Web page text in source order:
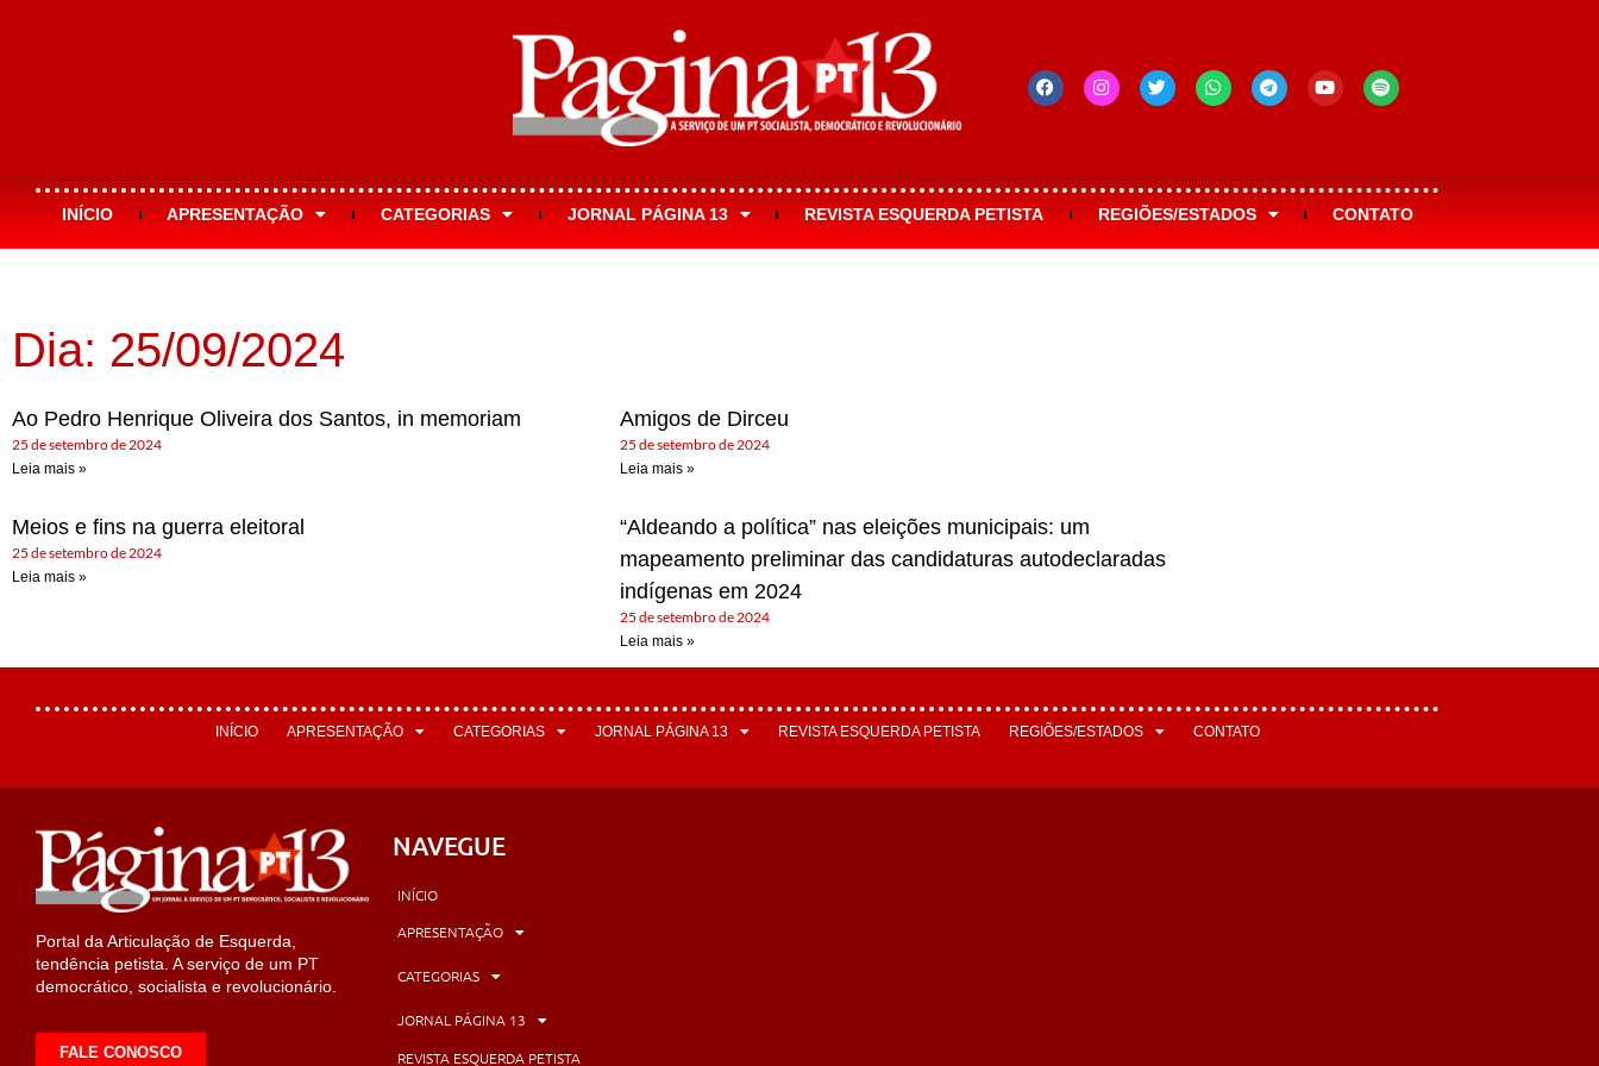
INÍCIO APRESENTAÇÃO CATEGORIAS JORNAL PÁGINA 13 REVISTA ESQUERDA PETISTA REGIÕES/ESTADOS CONTATO
Dia: 25/09/2024
Ao Pedro Henrique Oliveira dos Santos, in memoriam
25 de setembro de 2024
Leia mais »
Amigos de Dirceu
25 de setembro de 2024
Leia mais »
Meios e fins na guerra eleitoral
25 de setembro de 2024
Leia mais »
“Aldeando a política” nas eleições municipais: um
mapeamento preliminar das candidaturas autodeclaradas
indígenas em 2024
25 de setembro de 2024
Leia mais »
INÍCIO APRESENTAÇÃO CATEGORIAS JORNAL PÁGINA 13 REVISTA ESQUERDA PETISTA REGIÕES/ESTADOS CONTATO
Portal da Articulação de Esquerda,
tendência petista. A serviço de um PT
democrático, socialista e revolucionário.
FALE CONOSCO
NAVEGUE
INÍCIO
APRESENTAÇÃO
CATEGORIAS
JORNAL PÁGINA 13
REVISTA ESQUERDA PETISTA